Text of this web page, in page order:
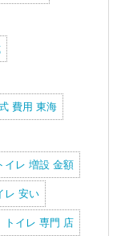
費用 東海
イレ 増設 金額
レ 安い
トイレ 専門 店